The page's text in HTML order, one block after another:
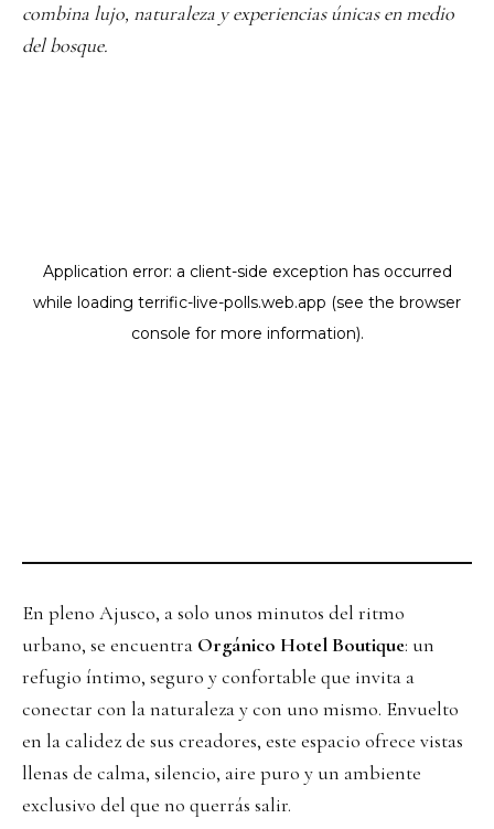
combina lujo, naturaleza y experiencias únicas en medio
del bosque.
En pleno Ajusco, a solo unos minutos del ritmo
urbano, se encuentra Orgánico Hotel Boutique: un
refugio íntimo, seguro y confortable que invita a
conectar con la naturaleza y con uno mismo. Envuelto
en la calidez de sus creadores, este espacio ofrece vistas
llenas de calma, silencio, aire puro y un ambiente
exclusivo del que no querrás salir.